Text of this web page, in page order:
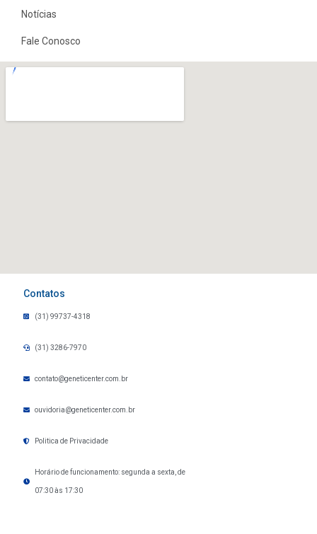
Notícias
Fale Conosco
Contatos
(31) 99737-4318
(31) 3286-7970
contato@geneticenter.com.br
ouvidoria@geneticenter.com.br
Politica de Privacidade
Horário de funcionamento: segunda a sexta, de
07:30 às 17:30